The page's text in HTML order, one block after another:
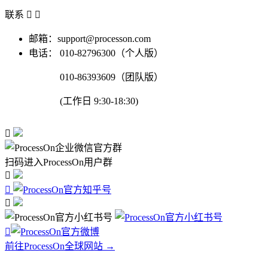
联系  
邮箱：support@processon.com
电话：
010-82796300（个人版）
010-86393609（团队版）
(工作日 9:30-18:30)

扫码进入ProcessOn用户群




前往ProcessOn全球网站 →